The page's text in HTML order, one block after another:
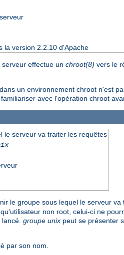
la version 2.2.10 d'Apache
effectue un chroot(8) vers le
un environnement chroot n'est
avec l'opération chroot
le serveur va traiter les requêtes
le groupe sous lequel le serveur
non root, celui-ci ne
groupe unix peut se présenter
par son nom.